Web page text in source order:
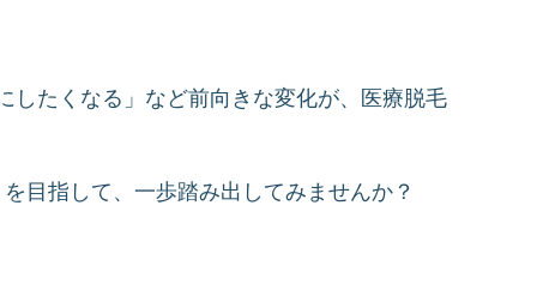
したくなる」など前向きな変化が、医療脱毛
目指して、一歩踏み出してみませんか？